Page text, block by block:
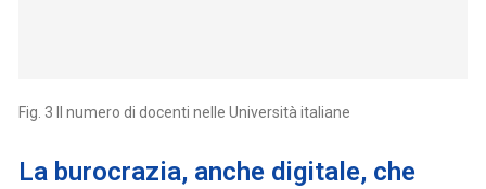
Fig. 3 Il numero di docenti nelle Università italiane
La burocrazia, anche digitale, che